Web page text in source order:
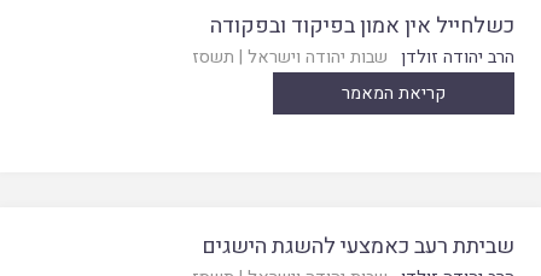
כשלחייל אין אמון בפיקוד ובפקודה
הרב יהודה זולדן שבות יהודה וישראל | תשסז
קריאת המאמר
שביתת רעב כאמצעי להשגת הישגים